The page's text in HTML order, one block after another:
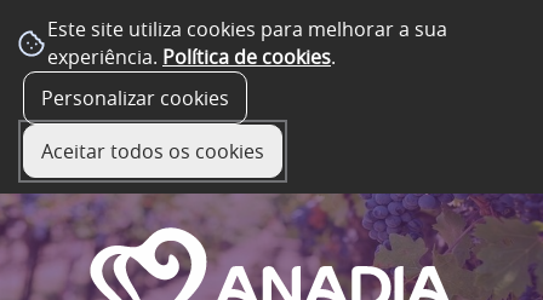
Este site utiliza cookies para melhorar a sua
experiência. Política de cookies.
Personalizar cookies
Aceitar todos os cookies